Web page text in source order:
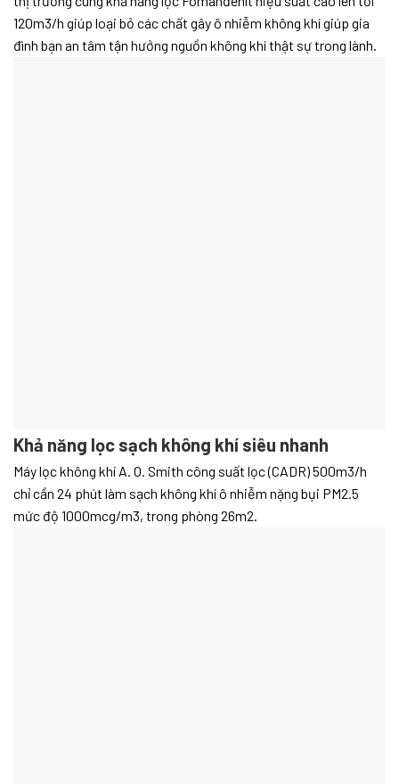
120m3/h giúp loại bỏ các chất gây ô nhiễm không khí giúp gia
đình bạn an tâm tận hưởng nguồn không khí thật sự trong lành.
Khả năng lọc sạch không khí siêu nhanh
Máy lọc không khí A. O. Smith công suất lọc (CADR) 500m3/h
chỉ cần 24 phút làm sạch không khí ô nhiễm nặng bụi PM2.5
mức độ 1000mcg/m3, trong phòng 26m2.